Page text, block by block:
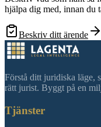
hjälpa dig med, innan du
Beskriv ditt ärende
Förstå ditt juridiska läge,
rätt jurist. Byggt på en
Tjänster